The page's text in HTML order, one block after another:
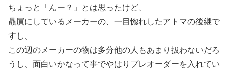
ちょっと「んー？」とは思ったけど、
贔屓にしているメーカーの、一目惚れしたアトマの後継で
すし、
この辺のメーカーの物は多分他の人もあまり扱わないだろ
うし、面白いかなって事でやはりプレオーダーを入れてい